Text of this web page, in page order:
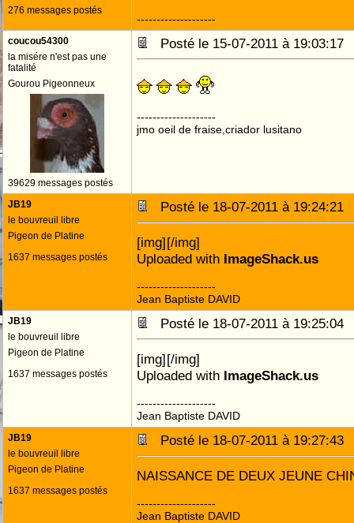
276 messages postés
--------------------
coucou54300
la misére n'est pas une
fatalité
Gourou Pigeonneux
39629 messages postés
Posté le 15-07-2011 à
--------------------
jmo oeil de fraise,criador lusitano
JB19
le bouvreuil libre
Pigeon de Platine
1637 messages postés
Posté le 18-07-2011 à
[img][/img]
Uploaded with ImageShack.us
--------------------
Jean Baptiste DAVID
JB19
le bouvreuil libre
Pigeon de Platine
1637 messages postés
Posté le 18-07-2011 à
[img][/img]
Uploaded with ImageShack.us
--------------------
Jean Baptiste DAVID
JB19
le bouvreuil libre
Pigeon de Platine
1637 messages postés
Posté le 18-07-2011 à
NAISSANCE DE DEUX JEUNE
--------------------
Jean Baptiste DAVID